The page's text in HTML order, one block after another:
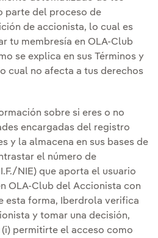
parte del proceso de
de accionista, lo cual es
tu membresía en OLA-Club
se explica en sus Términos y
cual no afecta a tus derechos
sobre si eres o no
encargadas del registro
y la almacena en sus bases de
el número de
NIE) que aporta el usuario
OLA-Club del Accionista con
esta forma, Iberdrola verifica
y tomar una decisión,
permitirte el acceso como